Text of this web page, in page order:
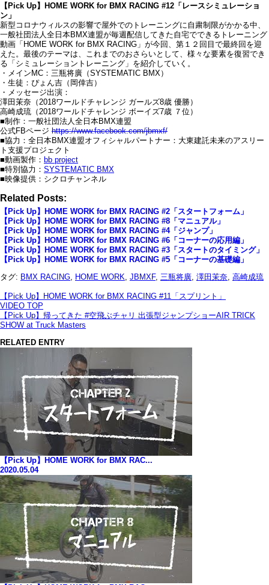
【Pick Up】HOME WORK for BMX RACING #12「レースシミュレーショ
ン」
新型コロナウィルスの影響で屋外でのトレーニングに自粛制限がかかる中、
一般社団法人全日本BMX連盟が毎週配信してきた自宅でできるトレーニング
動画「HOME WORK for BMX RACING」が今回、第１２回目で最終回を迎
えた。最後のテーマは、これまでのおさらいとして、様々な要素を復習でき
る「シミュレーショントレーニング」を紹介していく。
・メインMC：三瓶将廣（SYSTEMATIC BMX）
・生徒：ぴょん吉（岡倖吉）
・メッセージ出演：
澤田茉奈（2018ワールドチャレンジ ガールズ8歳 優勝）
高崎成琉（2018ワールドチャレンジ ボーイズ7歳 ７位）
■制作：一般社団法人全日本BMX連盟
公式FBページ https://www.facebook.com/jbmxf/
■協力：全日本BMX連盟オフィシャルパートナー：大東建託未来のアスリー
ト支援プロジェクト
■動画製作： bb project
■特別協力： SYSTEMATIC BMX
■映像提供：シクロチャンネル
Related Posts:
【Pick Up】HOME WORK for BMX RACING #2「スタートフォーム」
【Pick Up】HOME WORK for BMX RACING #8「マニュアル」
【Pick Up】HOME WORK for BMX RACING #4「ジャンプ」
【Pick Up】HOME WORK for BMX RACING #6「コーナーの応用編」
【Pick Up】HOME WORK for BMX RACING #3「スタートのタイミング」
【Pick Up】HOME WORK for BMX RACING #5「コーナーの基礎編」
タグ: BMX RACING HOME WORK JBMXF, 三瓶将廣 澤田茉奈 高崎成琉
【Pick Up】HOME WORK for BMX RACING #11「スプリント」
VIDEO TOP
【Pick Up】帰ってきた #空飛ぶチャリ 出張型ジャンプショーAIR TRICK
SHOW at Truck Masters
RELATED ENTRY
【Pick Up】HOME WORK for BMX RAC...
2020.05.04